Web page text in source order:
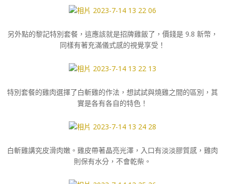
另外點的黎記特別套餐，這應該就是招牌雞飯了，價錢是 9.8 新幣，
同樣有著充滿儀式感的視覺享受！
特別套餐的雞肉選擇了白斬雞的作法，想試試與燒雞之間的區別，其
實是各有各自的特色！
白斬雞講究皮滑肉嫩。雞皮帶著晶亮光澤，入口有淡淡膠質感，雞肉
則保有水分，不會乾柴。